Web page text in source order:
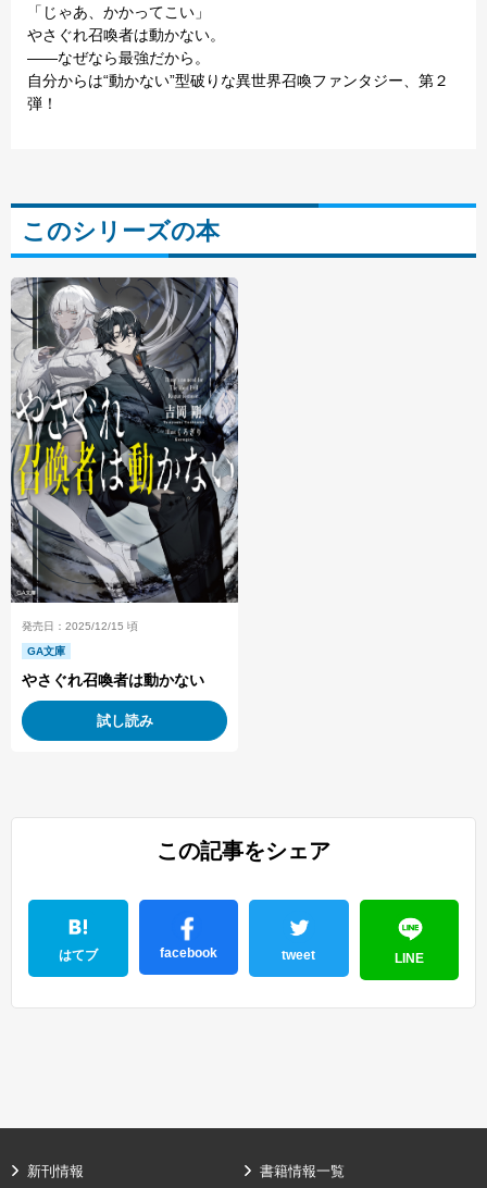
「じゃあ、かかってこい」
やさぐれ召喚者は動かない。
――なぜなら最強だから。
自分からは“動かない”型破りな異世界召喚ファンタジー、第２
弾！
このシリーズの本
発売日：2025/12/15 頃
GA文庫
やさぐれ召喚者は動かない
試し読み
この記事をシェア
はてブ facebook tweet LINE
新刊情報 書籍情報一覧